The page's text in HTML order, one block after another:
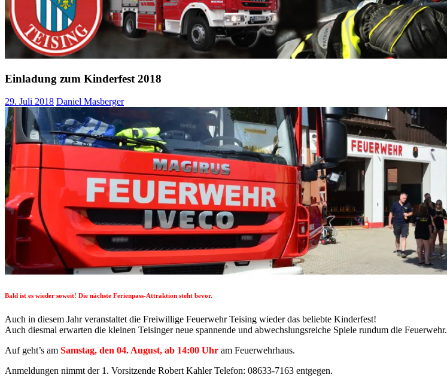
Einladung zum Kinderfest 2018
29. Juli 2018 Daniel Masberger
Bald ist es wieder soweit! Die nächste Ferienpass-Attraktion steht bevor.
Auch in diesem Jahr veranstaltet die Freiwillige Feuerwehr Teising wieder das beliebte Kinderfest!
Auch diesmal erwarten die kleinen Teisinger neue spannende und abwechslungsreiche Spiele rundum die Feuerwehr.
Auf geht’s am Samstag, den 04. August, ab 14:00 Uhr am Feuerwehrhaus.
Anmeldungen nimmt der 1. Vorsitzende Robert Kahler Telefon: 08633-7163 entgegen.